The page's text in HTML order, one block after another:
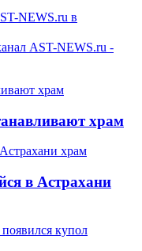
NEWS.ru в
AST-NEWS.ru -
храм
в Астрахани